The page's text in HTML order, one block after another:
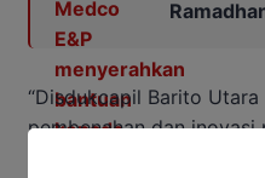
“Disdukcapil Barito
pembenahan dan inovasi
pemanfaatan teknologi